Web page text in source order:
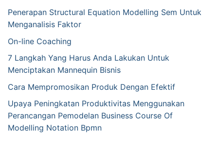
Penerapan Structural Equation Modelling Sem Untuk
Menganalisis Faktor
On-line Coaching
7 Langkah Yang Harus Anda Lakukan Untuk
Menciptakan Mannequin Bisnis
Cara Mempromosikan Produk Dengan Efektif
Upaya Peningkatan Produktivitas Menggunakan
Perancangan Pemodelan Business Course Of
Modelling Notation Bpmn